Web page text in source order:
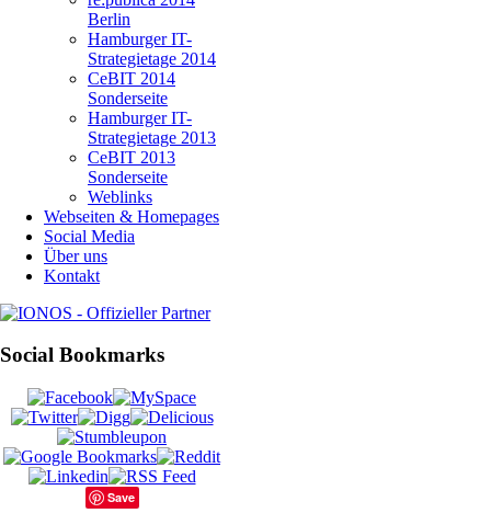
Berlin
Hamburger IT-
Strategietage 2014
CeBIT 2014
Sonderseite
Hamburger IT-
Strategietage 2013
CeBIT 2013
Sonderseite
Weblinks
Webseiten & Homepages
Social Media
Über uns
Kontakt
Social Bookmarks
Save